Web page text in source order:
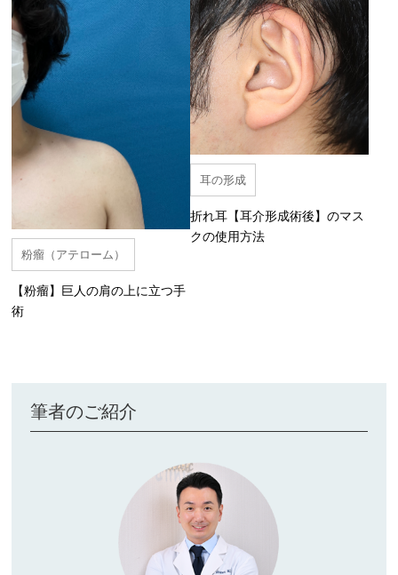
粉瘤（アテローム）
【粉瘤】巨人の肩の上に立つ手
術
耳の形成
折れ耳【耳介形成術後】のマス
クの使用方法
筆者のご紹介